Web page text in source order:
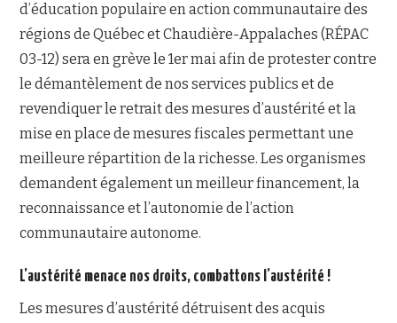
NOUS JOINDRE
d’éducation populaire en action communautaire des
régions de Québec et Chaudière-Appalaches (RÉPAC
03-12) sera en grève le 1er mai afin de protester contre
le démantèlement de nos services publics et de
revendiquer le retrait des mesures d’austérité et la
mise en place de mesures fiscales permettant une
meilleure répartition de la richesse. Les organismes
demandent également un meilleur financement, la
reconnaissance et l’autonomie de l’action
communautaire autonome.
L’austérité menace nos droits, combattons l’austérité !
Les mesures d’austérité détruisent des acquis